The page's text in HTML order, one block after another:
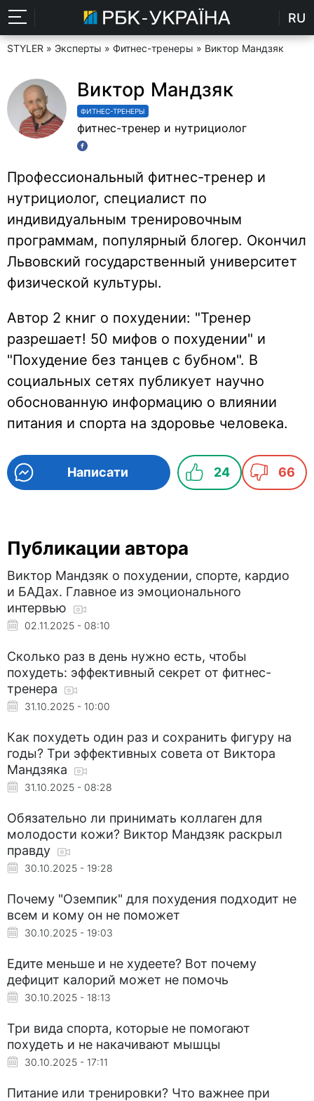
RU
STYLER » Эксперты » Фитнес-тренеры » Виктор Мандзяк
Виктор Мандзяк
ФИТНЕС-ТРЕНЕРЫ
фитнес-тренер и нутрициолог
Профессиональный фитнес-тренер и
нутрициолог, специалист по
индивидуальным тренировочным
программам, популярный блогер. Окончил
Львовский государственный университет
физической культуры.
Автор 2 книг о похудении: "Тренер
разрешает! 50 мифов о похудении" и
"Похудение без танцев с бубном". В
социальных сетях публикует научно
обоснованную информацию о влиянии
питания и спорта на здоровье человека.
Написати 24 66
Публикации автора
Виктор Мандзяк о похудении, спорте, кардио
и БАДах. Главное из эмоционального
интервью
02.11.2025 - 08:10
Сколько раз в день нужно есть, чтобы
похудеть: эффективный секрет от фитнес-
тренера
31.10.2025 - 10:00
Как похудеть один раз и сохранить фигуру на
годы? Три эффективных совета от Виктора
Мандзяка
31.10.2025 - 08:28
Обязательно ли принимать коллаген для
молодости кожи? Виктор Мандзяк раскрыл
правду
30.10.2025 - 19:28
Почему "Оземпик" для похудения подходит не
всем и кому он не поможет
30.10.2025 - 19:03
Едите меньше и не худеете? Вот почему
дефицит калорий может не помочь
30.10.2025 - 18:13
Три вида спорта, которые не помогают
похудеть и не накачивают мышцы
30.10.2025 - 17:11
Питание или тренировки? Что важнее при